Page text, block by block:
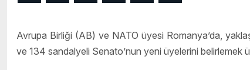
Avrupa Birliği (AB) ve NATO üyesi Romanya’da,
ve 134 sandalyeli Senato’nun yeni üyelerini belirlemek